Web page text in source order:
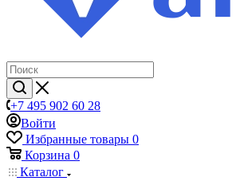
+7 495 902 60 28
Войти
Избранные товары 0
Корзина 0
Каталог